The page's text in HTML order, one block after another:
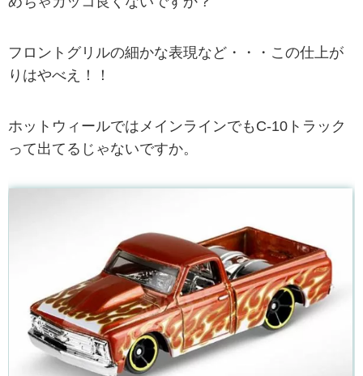
フロントグリルの細かな表現など・・・この仕上が
りはやべえ！！
ホットウィールではメインラインでもC-10トラック
って出てるじゃないですか。